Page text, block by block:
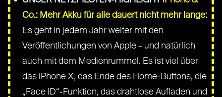
Co.: Mehr Akku für alle dauert nicht mehr lange:
Es geht in jedem Jahr weiter mit den
Veröffentlichungen von Apple – und natürlich
auch mit dem Medienrummel. Es ist viel über
das iPhone X, das Ende des Home-Buttons, die
„Face ID“-Funktion, das drahtlose Aufladen und